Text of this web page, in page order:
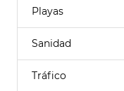
Playas
Sanidad
Tráfico